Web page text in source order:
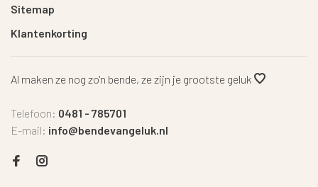
Sitemap
Klantenkorting
Al maken ze nog zo'n bende, ze zijn je grootste geluk
Telefoon: 0481 - 785701
E-mail: info@bendevangeluk.nl